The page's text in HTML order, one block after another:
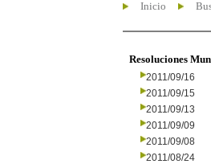
Inicio
Resoluciones
2011/09/16
2011/09/15
2011/09/13
2011/09/09
2011/09/08
2011/08/24